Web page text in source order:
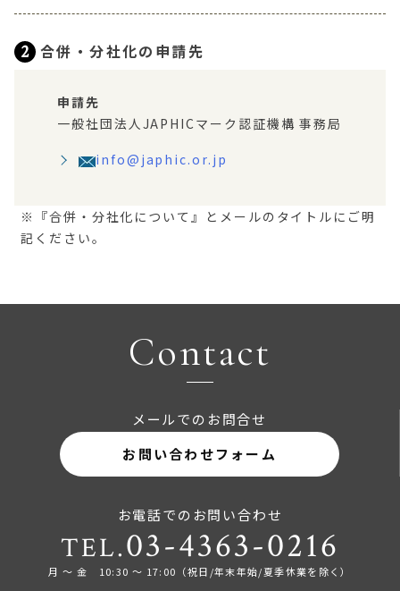
2 合併・分社化の申請先
申請先
一般社団法人JAPHICマーク認証機構 事務局
info@japhic.or.jp
※『合併・分社化について』とメールのタイトルにご明
記ください。
Contact
メールでのお問合せ
お問い合わせフォーム
お電話でのお問い合わせ
TEL.03-4363-0216
月 ～ 金 10:30 ～ 17:00（祝日/年末年始/夏季休業を除く）